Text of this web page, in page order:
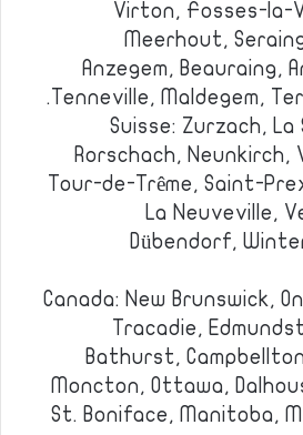
Virton, Fosses-la-
Meerhout,
Anzegem, Beauraing,
Tenneville, Maldegem,
Suisse: Zurzach, La
Rorschach, Neunkirch,
Tour-de-Trême, Saint-
La Neuveville,
Dübendorf,
Canada: New Brunswick,
Tracadie,
Bathurst,
Moncton, Ottawa,
St. Boniface, Manitoba,